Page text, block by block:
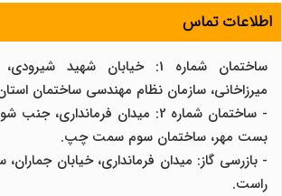
اطلاعات تماس
ساختمان شماره 1: خیابان شهید
میرزاخانی، سازمان نظام مهندسی ساختمان
- ساختمان شماره 2: میدان
بست مهر، ساختمان سوم سمت چپ.
- بازرسی گاز: میدان فرمانداری، خیابان
راست.